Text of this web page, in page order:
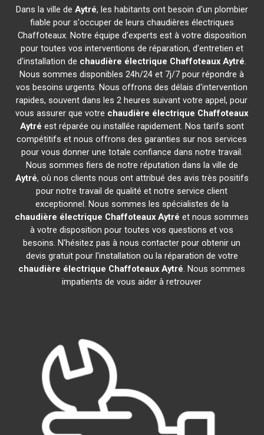
Dans la ville de Aytré, les habitants ont besoin d'un plombier
fiable pour s'occuper de leurs chaudières électriques
Chaffoteaux. Notre équipe d'experts est à votre disposition
pour toutes vos interventions de réparation, d'entretien et
d'installation de chaudière électrique Chaffoteaux Aytré.
Nous sommes disponibles 24h/24 et 7j/7 pour répondre à
vos besoins urgents. Nous offrons des délais d'intervention
rapides, souvent dans les 2 heures suivant votre appel, pour
vous assurer que votre chaudière électrique Chaffoteaux
Aytré est réparée ou installée rapidement. Nos tarifs sont
compétitifs et nous offrons des garanties sur nos services
pour vous donner une totale confiance dans notre travail.
Nous sommes fiers de notre réputation dans la ville de
Aytré, où nos clients nous ont attribué des avis très positifs
pour notre travail de qualité et notre service client
exceptionnel. Nous sommes les spécialistes de la
chaudière électrique Chaffoteaux Aytré et nous sommes
à votre disposition pour toutes vos questions et vos
besoins. N'hésitez pas à nous contacter pour obtenir un
devis gratuit pour l'installation ou la réparation de votre
chaudière électrique Chaffoteaux Aytré. Nous sommes
impatients de vous aider à retrouver